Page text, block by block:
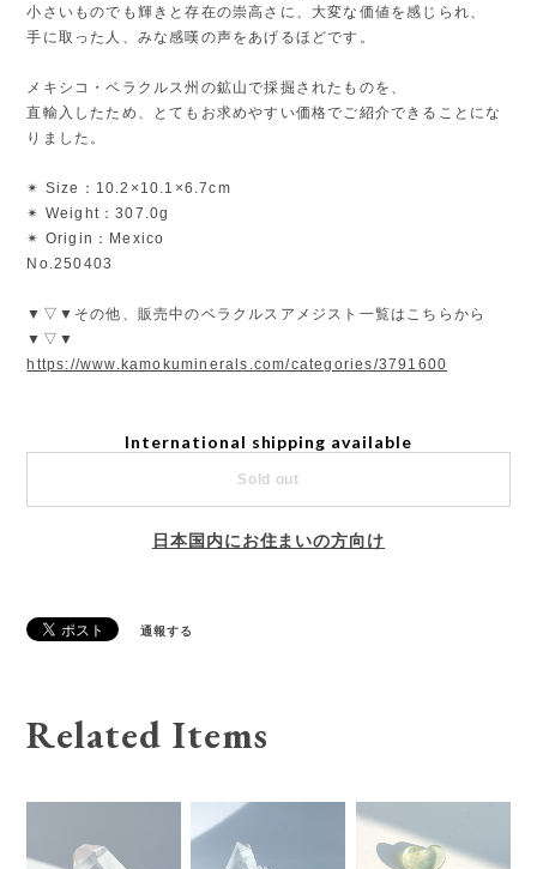
小さいものでも輝きと存在の崇高さに、大変な価値を感じられ、
手に取った人、みな感嘆の声をあげるほどです。
メキシコ・ベラクルス州の鉱山で採掘されたものを、
直輸入したため、とてもお求めやすい価格でご紹介できることにな
りました。
✴︎ Size：10.2×10.1×6.7cm
✴︎ Weight：307.0g
✴︎ Origin：Mexico
No.250403
▼▽▼その他、販売中のベラクルスアメジスト一覧はこちらから
▼▽▼
https://www.kamokuminerals.com/categories/3791600
International shipping available
Sold out
日本国内にお住まいの方向け
通報する
Related Items